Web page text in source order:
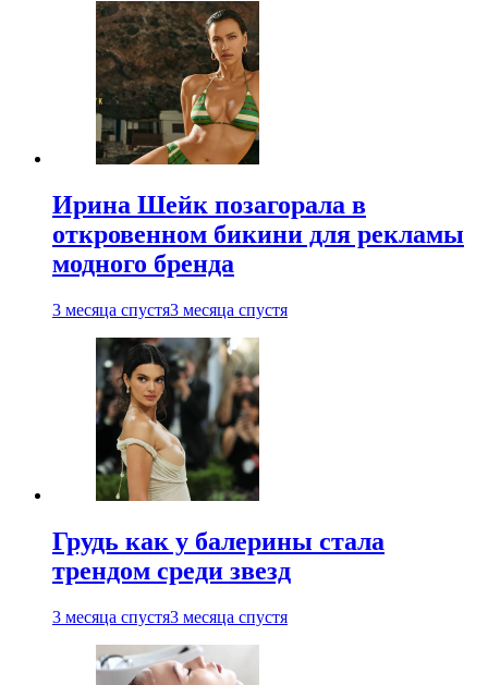
Ирина Шейк позагорала в
откровенном бикини для рекламы
модного бренда
3 месяца спустя3 месяца спустя
Грудь как у балерины стала
трендом среди звезд
3 месяца спустя3 месяца спустя